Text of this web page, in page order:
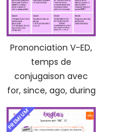
Prononciation V-ED,
temps de
conjugaison avec
for, since, ago, during
PREMIUM